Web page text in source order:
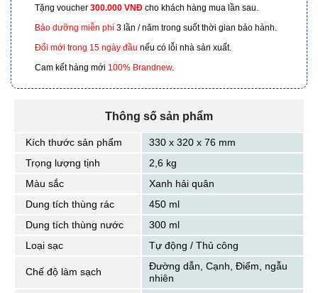
601 Hoàng Liên, TP Lào Cai
Tặng voucher 300.000 VNĐ cho khách hàng mua lần sau.
Bảo dưỡng miễn phí 3 lần / năm trong suốt thời gian bảo hành.
Đổi mới trong 15 ngày đầu nếu có lỗi nhà sản xuất.
Cam kết hàng mới 100% Brandnew.
Thông số sản phẩm
Kích thước sản phẩm
330 x 320 x 76 mm
Trọng lượng tịnh
2,6 kg
Màu sắc
Xanh hải quân
Dung tích thùng rác
450 ml
Dung tích thùng nước
300 ml
Loại sạc
Tự động / Thủ công
Chế độ làm sạch
Đường dẫn, Cạnh, Điểm, ngẫu
nhiên